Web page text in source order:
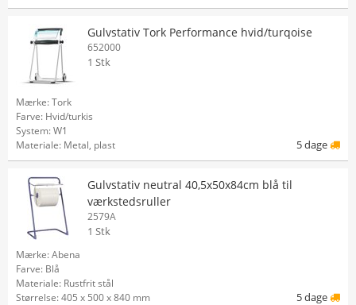
Gulvstativ Tork Performance hvid/turqoise
652000
1 Stk
Mærke: Tork
Farve: Hvid/turkis
System: W1
Materiale: Metal, plast
5 dage
Gulvstativ neutral 40,5x50x84cm blå til
værkstedsruller
2579A
1 Stk
Mærke: Abena
Farve: Blå
Materiale: Rustfrit stål
Størrelse: 405 x 500 x 840 mm
5 dage